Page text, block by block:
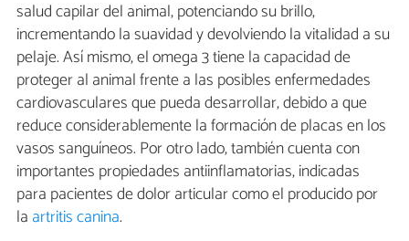
salud capilar del animal, potenciando su brillo,
incrementando la suavidad y devolviendo la vitalidad a su
pelaje. Así mismo, el omega 3 tiene la capacidad de
proteger al animal frente a las posibles enfermedades
cardiovasculares que pueda desarrollar, debido a que
reduce considerablemente la formación de placas en los
vasos sanguíneos. Por otro lado, también cuenta con
importantes propiedades antiinflamatorias, indicadas
para pacientes de dolor articular como el producido por
la artritis canina.